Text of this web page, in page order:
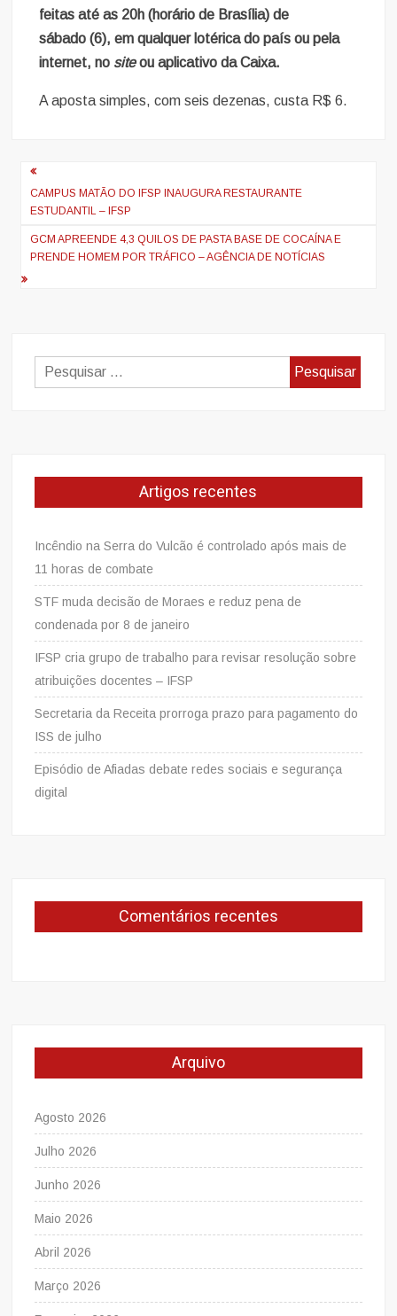
feitas até as 20h (horário de Brasília) de
sábado (6), em qualquer lotérica do país ou pela
internet, no siteou aplicativo da Caixa.
A aposta simples, com seis dezenas, custa R$ 6.
Navegação
de
artigos
CAMPUS MATÃO DO IFSP INAUGURA RESTAURANTE
ESTUDANTIL – IFSP
GCM APREENDE 4,3 QUILOS DE PASTA BASE DE COCAÍNA E
PRENDE HOMEM POR TRÁFICO – AGÊNCIA DE NOTÍCIAS
Pesquisar
por:
Artigos recentes
Incêndio na Serra do Vulcão é controlado após mais de
11 horas de combate
STF muda decisão de Moraes e reduz pena de
condenada por 8 de janeiro
IFSP cria grupo de trabalho para revisar resolução sobre
atribuições docentes – IFSP
Secretaria da Receita prorroga prazo para pagamento do
ISS de julho
Episódio de Afiadas debate redes sociais e segurança
digital
Comentários recentes
Arquivo
Agosto 2026
Julho 2026
Junho 2026
Maio 2026
Abril 2026
Março 2026